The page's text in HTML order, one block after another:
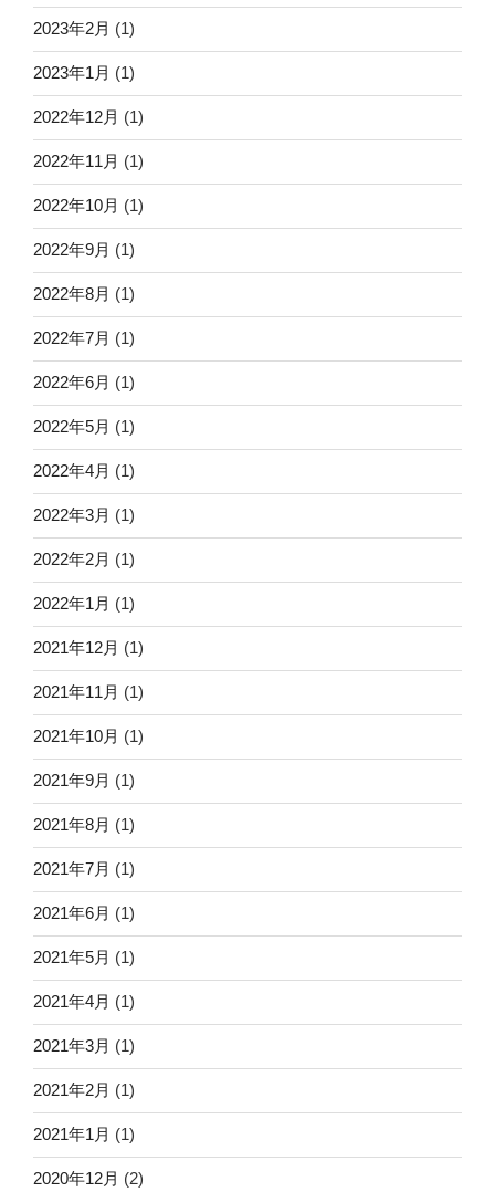
2023年2月 (1)
2023年1月 (1)
2022年12月 (1)
2022年11月 (1)
2022年10月 (1)
2022年9月 (1)
2022年8月 (1)
2022年7月 (1)
2022年6月 (1)
2022年5月 (1)
2022年4月 (1)
2022年3月 (1)
2022年2月 (1)
2022年1月 (1)
2021年12月 (1)
2021年11月 (1)
2021年10月 (1)
2021年9月 (1)
2021年8月 (1)
2021年7月 (1)
2021年6月 (1)
2021年5月 (1)
2021年4月 (1)
2021年3月 (1)
2021年2月 (1)
2021年1月 (1)
2020年12月 (2)